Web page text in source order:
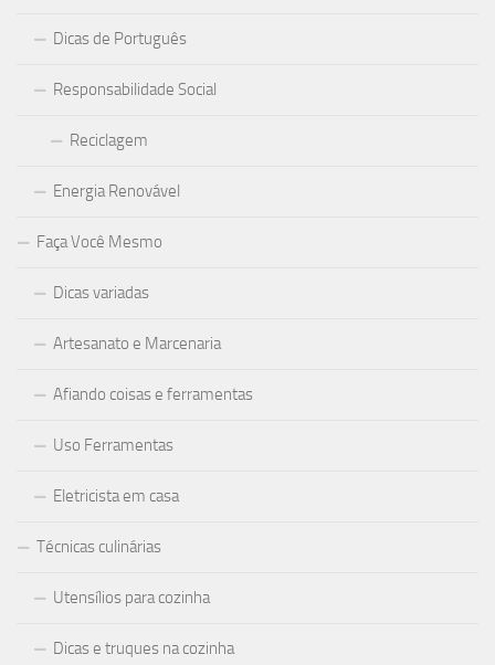
Dicas de Português
Responsabilidade Social
Reciclagem
Energia Renovável
Faça Você Mesmo
Dicas variadas
Artesanato e Marcenaria
Afiando coisas e ferramentas
Uso Ferramentas
Eletricista em casa
Técnicas culinárias
Utensílios para cozinha
Dicas e truques na cozinha